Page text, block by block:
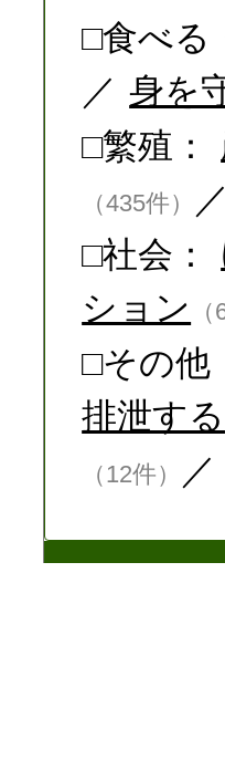
□食べる
／ 身を
□繁殖：
（435件）
／
□社会：
ション
□その他
排泄する
（12件） ／